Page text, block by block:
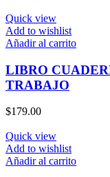
Quick view
Add to wishlist
Añadir al carrito
LIBRO
TRABAJO
$179.00
Quick view
Add to wishlist
Añadir al carrito